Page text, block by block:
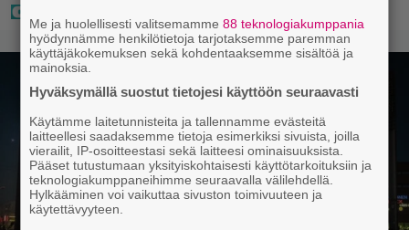
Me ja huolellisesti valitsemamme88 teknologiakumppania
hyödynnämme henkilötietoja tarjotaksemme paremman
käyttäjäkokemuksen sekä kohdentaaksemme sisältöä ja
mainoksia.
Hyväksymällä suostut tietojesi käyttöön seuraavasti
Käytämme laitetunnisteita ja tallennamme evästeitä
laitteellesi saadaksemme tietoja esimerkiksi sivuista, joilla
vierailit, IP-osoitteestasi sekä laitteesi ominaisuuksista.
Pääset tutustumaan yksityiskohtaisesti käyttötarkoituksiin ja
teknologiakumppaneihimme seuraavalla välilehdellä.
Hylkääminen voi vaikuttaa sivuston toimivuuteen ja
käytettävyyteen.